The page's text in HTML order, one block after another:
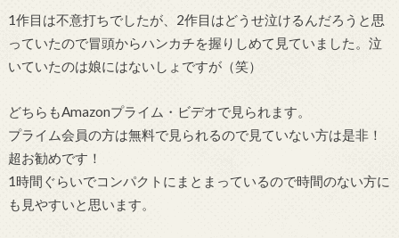
1作目は不意打ちでしたが、2作目はどうせ泣けるんだろうと思
っていたので冒頭からハンカチを握りしめて見ていました。泣
いていたのは娘にはないしょですが（笑）
どちらもAmazonプライム・ビデオで見られます。
プライム会員の方は無料で見られるので見ていない方は是非！
超お勧めです！
1時間ぐらいでコンパクトにまとまっているので時間のない方に
も見やすいと思います。